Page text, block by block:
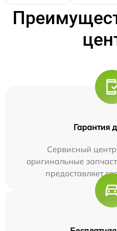
Гарантия
Сервисный
оригинальные
предоставляет